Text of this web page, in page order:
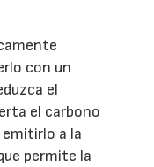
con un
el
el carbono
a la
permite la